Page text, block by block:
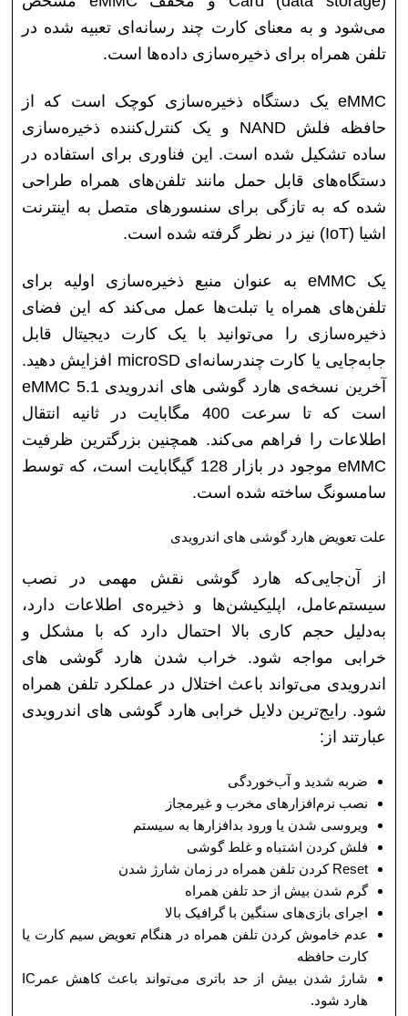
می‌شود و به معنای کارت چند رسانه‌ای تعبیه شده در
تلفن همراه برای ذخیره‌سازی داده‌ها است.
eMMC یک دستگاه ذخیره‌سازی کوچک است که از
حافظه فلش NAND و یک کنترل‌کننده ذخیره‌سازی
ساده تشکیل شده است. این فناوری برای استفاده در
دستگاه‌های قابل حمل مانند تلفن‌های همراه طراحی
شده که به تازگی برای سنسورهای متصل به اینترنت
اشیا (IoT) نیز در نظر گرفته شده است.
یک eMMC به عنوان منبع ذخیره‌سازی اولیه برای
تلفن‌های همراه یا تبلت‌ها عمل می‌کند که این فضای
ذخیره‌سازی را می‌توانید با یک کارت دیجیتال قابل
جابه‌جایی یا کارت چندرسانه‌ای microSD افزایش دهید.
آخرین نسخه‌ی هارد گوشی های اندرویدی eMMC 5.1
است که تا سرعت 400 مگابایت در ثانیه انتقال
اطلاعات را فراهم می‌کند. همچنین بزرگترین ظرفیت
eMMC موجود در بازار 128 گیگابایت است، که توسط
سامسونگ ساخته شده است.
علت تعویض هارد گوشی های اندرویدی
از آن‌جایی‌که هارد گوشی نقش مهمی در نصب
سیستم‌عامل، اپلیکیشن‌ها و ذخیره‌ی اطلاعات دارد،
به‌دلیل حجم کاری بالا احتمال دارد که با مشکل و
خرابی مواجه شود. خراب شدن هارد گوشی های
اندرویدی می‌تواند باعث اختلال در عملکرد تلفن همراه
شود. رایج‌ترین دلایل خرابی هارد گوشی های اندرویدی
عبارتند از:
ضربه شدید و آب‌خوردگی
نصب نرم‌افزارهای مخرب و غیرمجاز
ویروسی شدن یا ورود بدافزارها به سیستم
فلش کردن اشتباه و غلط گوشی
Reset کردن تلفن همراه در زمان شارژ شدن
گرم شدن بیش از حد تلفن همراه
اجرای بازی‌های سنگین با گرافیک بالا
عدم خاموش کردن تلفن همراه در هنگام تعویض سیم کارت یا
کارت حافظه
شارژ شدن بیش از حد باتری می‌تواند باعث کاهش عمرIC
هارد شود.